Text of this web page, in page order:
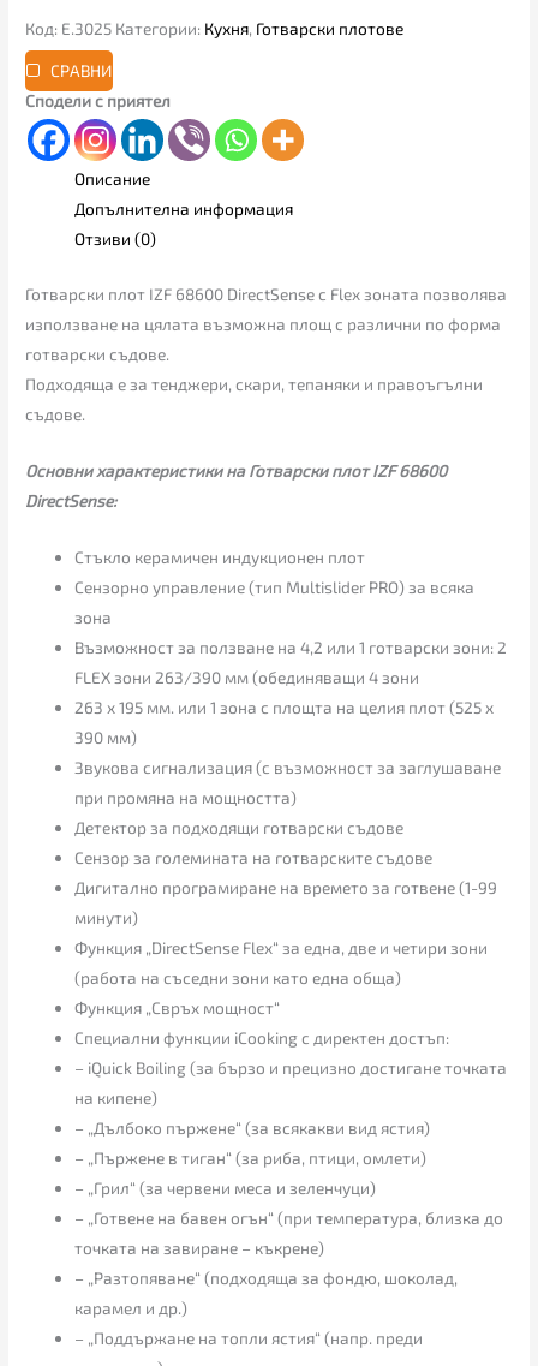
Код: Е.3025 Категории: Кухня, Готварски плотове
СРАВНИ
Сподели с приятел
Описание
Допълнителна информация
Отзиви (0)
Готварски плот IZF 68600 DirectSense с Flex зоната позволява
използване на цялата възможна площ с различни по форма
готварски съдове.
Подходяща е за тенджери, скари, тепаняки и правоъгълни
съдове.
Основни характеристики на Готварски плот IZF 68600
DirectSense:
Стъкло керамичен индукционен плот
Сензорно управление (тип Multislider PRO) за всяка
зона
Възможност за ползване на 4,2 или 1 готварски зони: 2
FLEX зони 263/390 мм (обединяващи 4 зони
263 х 195 мм. или 1 зона с площта на целия плот (525 х
390 мм)
Звукова сигнализация (с възможност за заглушаване
при промяна на мощността)
Детектор за подходящи готварски съдове
Сензор за големината на готварските съдове
Дигитално програмиране на времето за готвене (1-99
минути)
Функция „DirectSense Flex“ за една, две и четири зони
(работа на съседни зони като една обща)
Функция „Свръх мощност“
Специални функции iCooking с директен достъп:
– iQuick Boiling (за бързо и прецизно достигане точката
на кипене)
– „Дълбоко пържене“ (за всякакви вид ястия)
– „Пържене в тиган“ (за риба, птици, омлети)
– „Грил“ (за червени меса и зеленчуци)
– „Готвене на бавен огън“ (при температура, близка до
точката на завиране – къкрене)
– „Разтопяване“ (подходяща за фондю, шоколад,
карамел и др.)
– „Поддържане на топли ястия“ (напр. преди